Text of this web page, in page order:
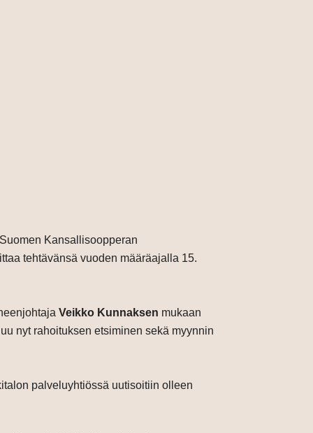
Kansallisoopperan
tehtävänsä vuoden määräajalla 15.
Veikko Kunnaksen mukaan
nyt rahoituksen etsiminen sekä myynnin
palveluyhtiössä uutisoitiin olleen